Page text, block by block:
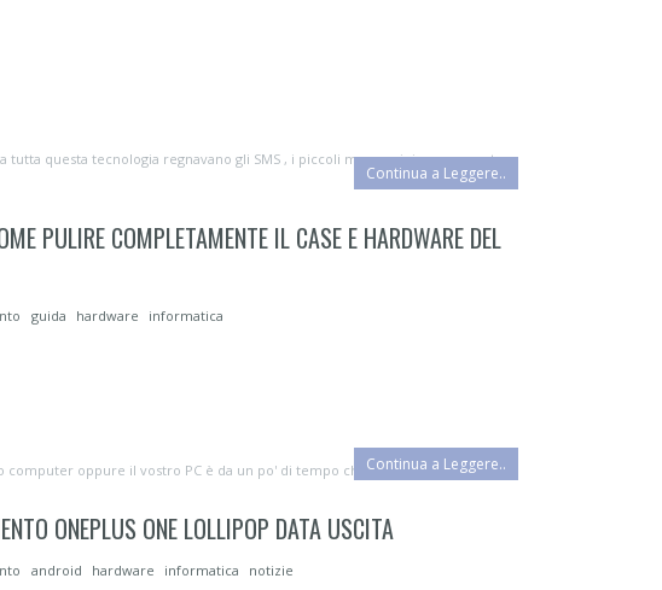
questa tecnologia regnavano gli SMS , i piccoli messaggini a pagamento
Continua a Leggere..
PULIRE COMPLETAMENTE IL CASE E HARDWARE DEL
guida hardware informatica
oppure il vostro PC è da un po' di tempo che risulta essere lent...
Continua a Leggere..
ONEPLUS ONE LOLLIPOP DATA USCITA
android hardware informatica notizie